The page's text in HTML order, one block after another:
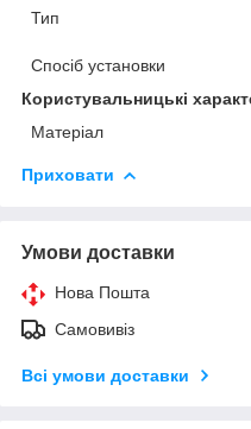
Тип
Спосіб установки
Користувальницькі
Матеріал
Приховати
Умови доставки
Нова Пошта
Самовивіз
Всі умови доставки